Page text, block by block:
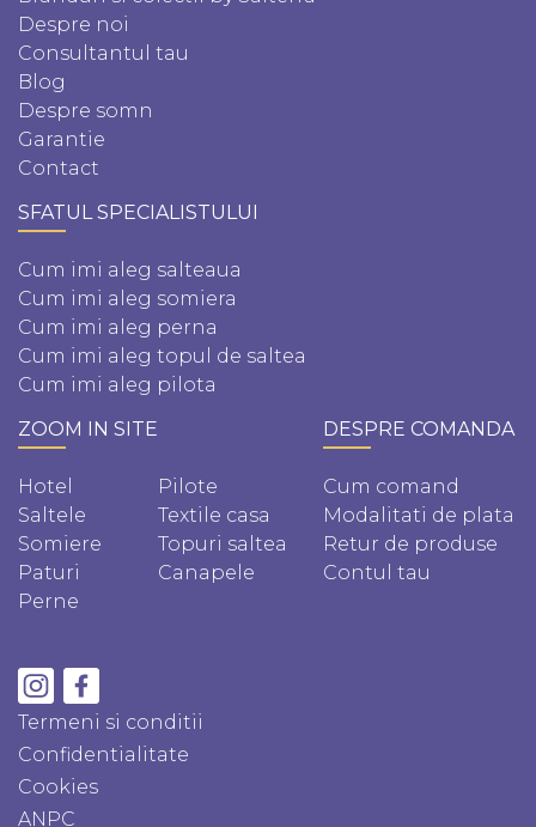
Despre noi
Consultantul tau
Blog
Despre somn
Garantie
Contact
SFATUL SPECIALISTULUI
Cum imi aleg salteaua
Cum imi aleg somiera
Cum imi aleg perna
Cum imi aleg topul de saltea
Cum imi aleg pilota
ZOOM IN SITE
Hotel
Saltele
Somiere
Paturi
Perne
Pilote
Textile casa
Topuri saltea
Canapele
DESPRE COMANDA
Cum comand
Modalitati de plata
Retur de produse
Contul tau
Termeni si conditii
Confidentialitate
Cookies
ANPC